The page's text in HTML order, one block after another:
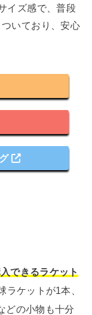
イズ感で、普段
いており、安心
できるラケット
ラケットが1本、
どの小物も十分